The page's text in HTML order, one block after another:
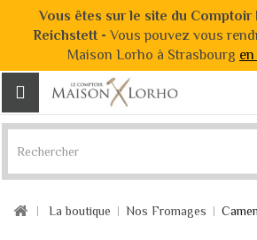
Vous êtes sur le site du
Reichstett - Vous pouvez vous
Maison Lorho à Strasbourg
La boutique Nos Fromages